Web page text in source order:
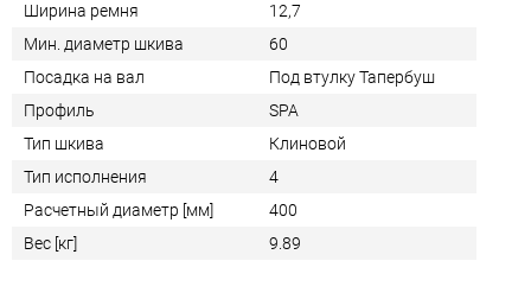
Ширина ремня
12,7
Мин. диаметр шкива
60
Посадка на вал
Под втулку Тапербуш
Профиль
SPA
Тип шкива
Клиновой
Тип исполнения
4
Расчетный диаметр [мм]
400
Вес [кг]
9.89